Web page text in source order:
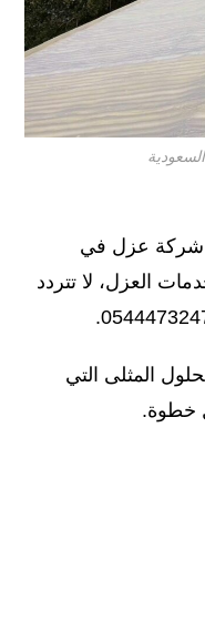
شركة عزل في
العزل، لا تتردد
المثلى التي
خطوة.